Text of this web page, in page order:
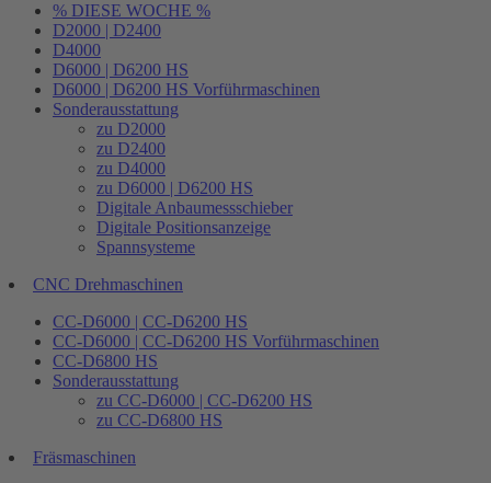
% DIESE WOCHE %
D2000 | D2400
D4000
D6000 | D6200 HS
D6000 | D6200 HS Vorführmaschinen
Sonderausstattung
zu D2000
zu D2400
zu D4000
zu D6000 | D6200 HS
Digitale Anbaumessschieber
Digitale Positionsanzeige
Spannsysteme
CNC Drehmaschinen
CC-D6000 | CC-D6200 HS
CC-D6000 | CC-D6200 HS Vorführmaschinen
CC-D6800 HS
Sonderausstattung
zu CC-D6000 | CC-D6200 HS
zu CC-D6800 HS
Fräsmaschinen